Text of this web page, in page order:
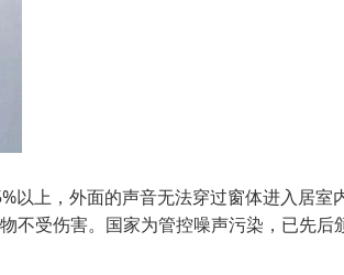
以上，外面的声音无法穿过窗体进入居
不受伤害。国家为管控噪声污染，已先